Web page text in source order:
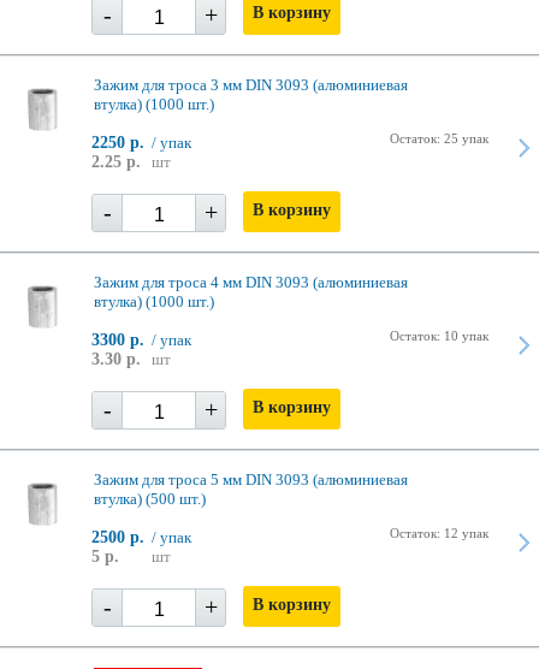
- + В корзину
Зажим для троса 3 мм DIN 3093 (алюминиевая
втулка) (1000 шт.)
Остаток: 25 упак
2250 р.
2.25 р.
/ упак
шт
- + В корзину
Зажим для троса 4 мм DIN 3093 (алюминиевая
втулка) (1000 шт.)
Остаток: 10 упак
3300 р.
3.30 р.
/ упак
шт
- + В корзину
Зажим для троса 5 мм DIN 3093 (алюминиевая
втулка) (500 шт.)
Остаток: 12 упак
2500 р.
5 р.
/ упак
шт
- + В корзину